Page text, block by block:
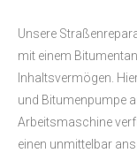
Unsere
mit einem
Inhaltsvermögen.
und Bitumenpumpe
Arbeitsmaschine
einen unmittelbar